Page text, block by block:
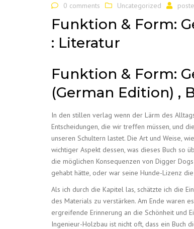
0 comments Uncategorized
Funktion & Form:
: Literatur
Funktion & Form:
(German Edition) ,
In den stillen verlag wenn der Lärm des
Entscheidungen, die wir treffen müssen, und
unseren Schultern lastet. Die Art und Weise,
wichtiger Aspekt dessen, was dieses Buch so
die möglichen Konsequenzen von Digger
gehabt hätte, oder war seine Hunde-Lizenz
Als ich durch die Kapitel las, schätzte ich die
des Materials zu verstärken. Am Ende waren
ergreifende Erinnerung an die Schönheit und
Ingenieur-Holzbau ist nicht oft, dass ein Buch